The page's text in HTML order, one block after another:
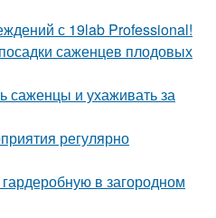
с 19lab Professional!
саженцев плодовых
саженцы и ухаживать за
регулярно
в загородном